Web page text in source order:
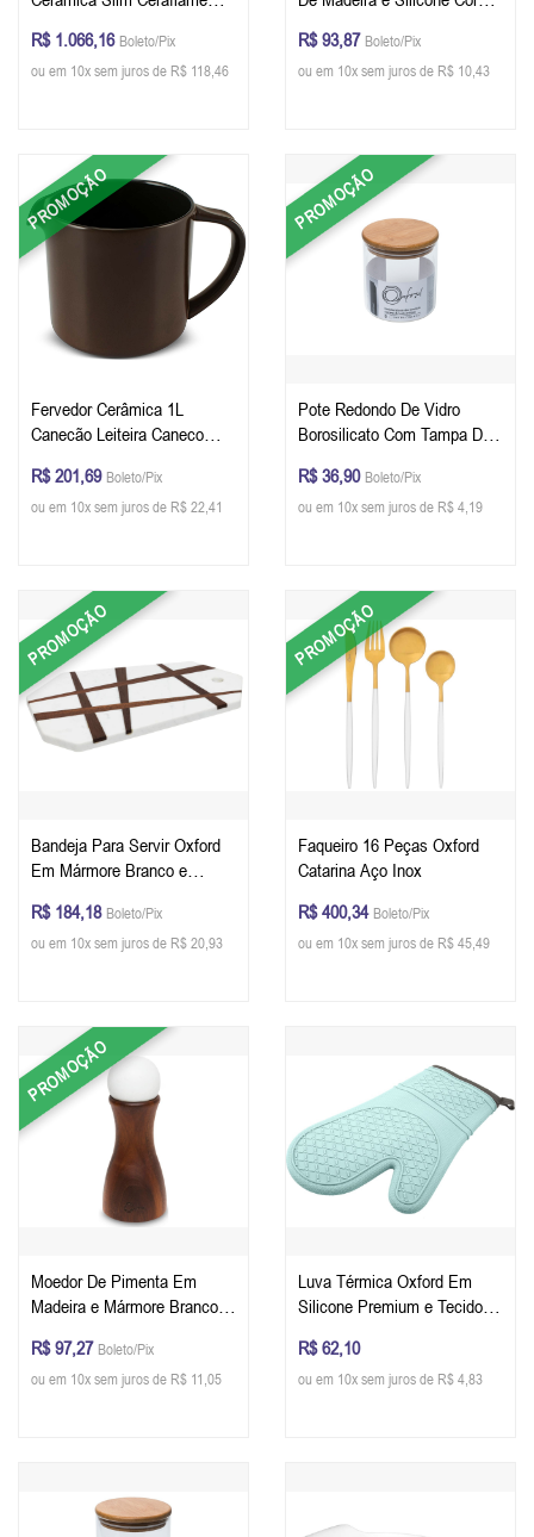
R$ 1.066,16 Boleto/Pix
ou em 10x sem juros de R$ 118,46
R$ 93,87 Boleto/Pix
ou em 10x sem juros de R$ 10,43
PROMOÇÃO
Fervedor Cerâmica 1L
Canecão Leiteira Caneco
R$ 201,69 Boleto/Pix
ou em 10x sem juros de R$ 22,41
PROMOÇÃO
Pote Redondo De Vidro
Borosilicato Com Tampa De
600 ml
R$ 36,90 Boleto/Pix
ou em 10x sem juros de R$ 4,19
PROMOÇÃO
Bandeja Para Servir Oxford
Em Mármore Branco e
Acácia 35,6 x 23,4 x 1,5 cm
R$ 184,18 Boleto/Pix
ou em 10x sem juros de R$ 20,93
PROMOÇÃO
Faqueiro 16 Peças Oxford
Catarina Aço Inox
R$ 400,34 Boleto/Pix
ou em 10x sem juros de R$ 45,49
PROMOÇÃO
Moedor De Pimenta Em
Madeira e Mármore Branco
R$ 97,27 Boleto/Pix
ou em 10x sem juros de R$ 11,05
Luva Térmica Oxford Em
Silicone Premium e Tecido
R$ 62,10
ou em 10x sem juros de R$ 4,83